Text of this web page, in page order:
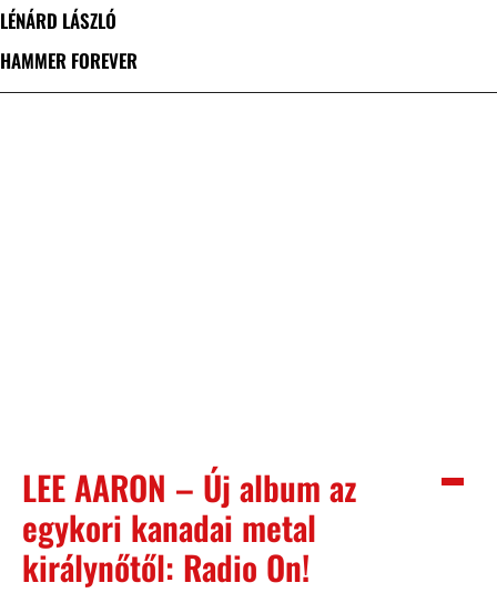
LÉNÁRD LÁSZLÓ
HAMMER FOREVER
LEE AARON – Új album az
egykori kanadai metal
királynőtől: Radio On!